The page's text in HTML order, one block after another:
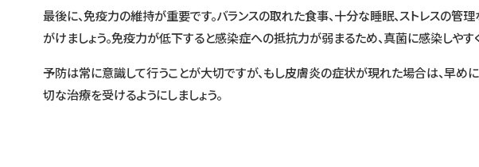
最後に、免疫力の維持が重要です。バランスの取れた食事、十分な睡眠、ストレスの管
がけましょう。免疫力が低下すると感染症への抵抗力が弱まるため、真菌に感染しやす
予防は常に意識して行うことが大切ですが、もし皮膚炎の症状が現れた場合は、早め
切な治療を受けるようにしましょう。